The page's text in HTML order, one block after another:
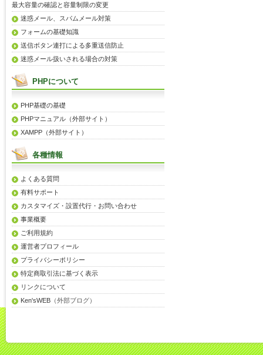
最大容量の確認と容量制限の変更
迷惑メール、スパムメール対策
フォームの基礎知識
送信ボタン連打による多重送信防止
迷惑メール扱いされる場合の対策
PHPについて
PHP基礎の基礎
PHPマニュアル（外部サイト）
XAMPP（外部サイト）
各種情報
よくある質問
有料サポート
カスタマイズ・設置代行・お問い合わせ
事業概要
ご利用規約
運営者プロフィール
プライバシーポリシー
特定商取引法に基づく表示
リンクについて
Ken'sWEB （外部ブログ）